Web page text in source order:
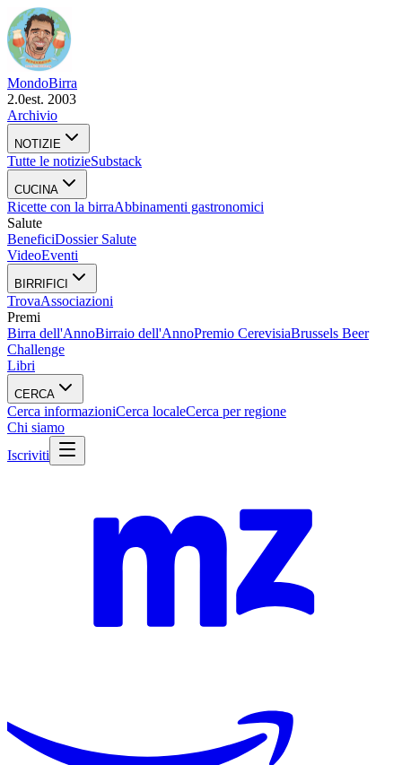
MondoBirra
2.0est. 2003
Archivio
NOTIZIE
Tutte le notizieSubstack
CUCINA
Ricette con la birraAbbinamenti gastronomici
Salute
BeneficiDossier Salute
VideoEventi
BIRRIFICI
TrovaAssociazioni
Premi
Birra dell'AnnoBirraio dell'AnnoPremio CerevisiaBrussels Beer
Challenge
Libri
CERCA
Cerca informazioniCerca localeCerca per regione
Chi siamo
Iscriviti